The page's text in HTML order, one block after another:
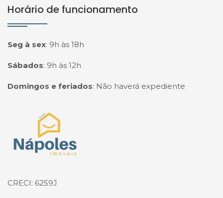
Horário de funcionamento
Seg à sex: 9h às 18h
Sábados: 9h às 12h
Domingos e feriados: Não haverá expediente
Página inicial
CRECI: 6259J